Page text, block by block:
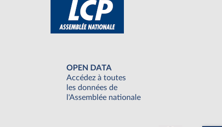
OPEN DATA
Accédez à toutes
les données de
l'Assemblée nationale